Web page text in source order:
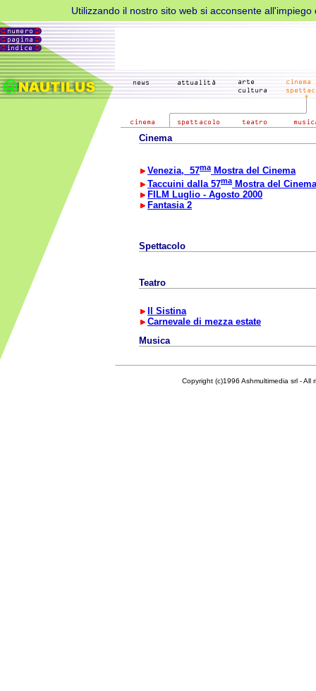
Utilizzando il nostro sito web si acconsente
Cinema
Venezia, 57maMostra del Cinema
Taccuini dalla 57maMostra del Cinema
FILM Luglio - Agosto 2000
Fantasia 2
Spettacolo
Teatro
Il Sistina
Carnevale di mezza estate
Musica
Copyright (c)1996 Ashmultimedia srl - All